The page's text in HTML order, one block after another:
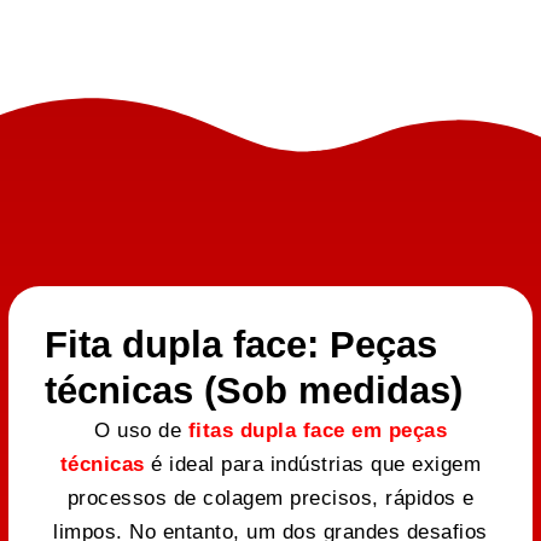
Fita dupla face: Peças
técnicas (Sob medidas)
O uso de fitas dupla face em peças
técnicas é ideal para indústrias que exigem
processos de colagem precisos, rápidos e
limpos. No entanto, um dos grandes desafios